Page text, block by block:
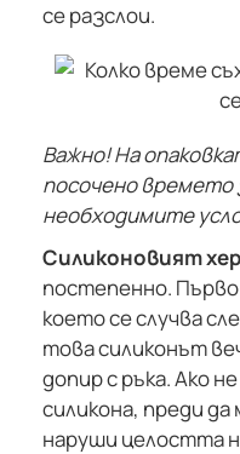
се разслои.
Важно! На
посочено времето
необходимите
Силиконовият
постепенно.
което се случва
това силиконът
допир с ръка. Ако
силикона, преди
наруши целостта